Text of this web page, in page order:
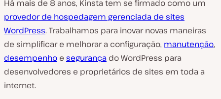
Há mais de 8 anos, Kinsta tem se firmado como um
provedor de hospedagem gerenciada de sites
WordPress. Trabalhamos para inovar novas maneiras
de simplificar e melhorar a configuração, manutenção,
desempenho e segurança do WordPress para
desenvolvedores e proprietários de sites em toda a
internet.